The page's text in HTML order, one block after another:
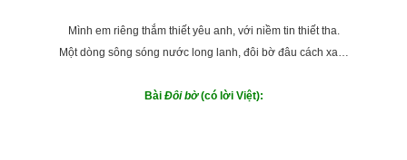
Mình em riêng thắm thiết yêu anh, với niềm tin thiết tha.
Một dòng sông sóng nước long lanh, đôi bờ đâu cách xa…
Bài Đôi bờ(có lời Việt):